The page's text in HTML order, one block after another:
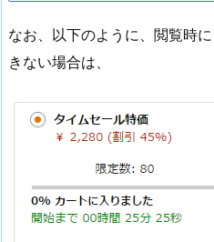
なお、以下のように、閲覧時
きない場合は、